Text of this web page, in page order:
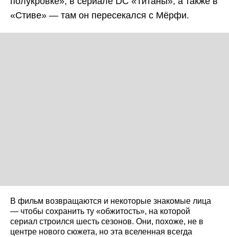
«Стиве» — там он пересекался с Мёрфи.
В фильм возвращаются и некоторые знакомые лица
— чтобы сохранить ту «обжитость», на которой
сериал строился шесть сезонов. Они, похоже, не в
центре нового сюжета, но эта вселенная всегда